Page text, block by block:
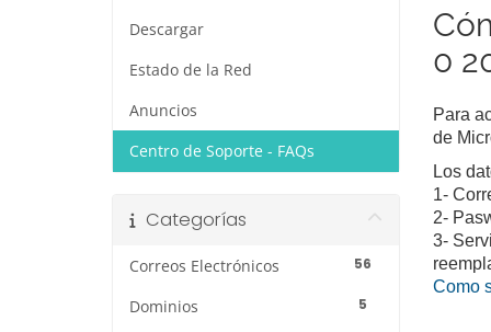
Anuncios
Centro de Soporte - FAQs
Descargar
Estado de la Red
0
Para
de
Los
1-
2-
3-
Como
Categorías
56
Correos Electrónicos
5
Dominios